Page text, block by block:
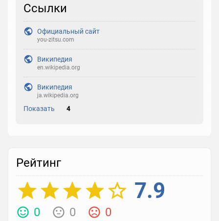
Ссылки
Официальный сайт
you-zitsu.com
Википедия
en.wikipedia.org
Википедия
ja.wikipedia.org
Показать 4
Рейтинг
7.9
0 0 0